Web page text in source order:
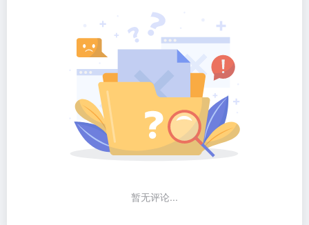
暂无评论...